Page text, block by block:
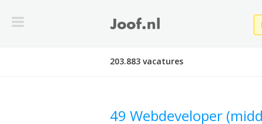
203.883 vacatures
49 Webdeveloper